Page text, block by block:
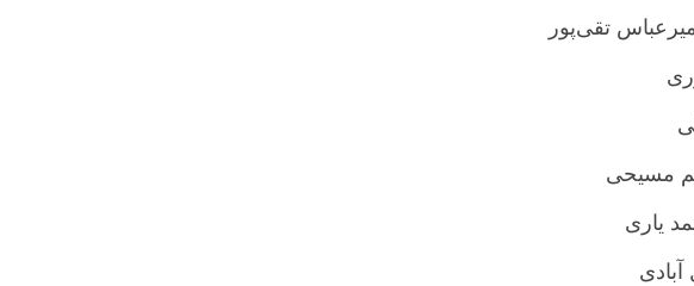
تقی‌پور
مسیحی
یاری